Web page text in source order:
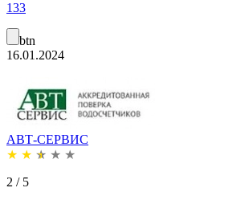
133
btn
16.01.2024
АВТ-СЕРВИС
★ ★ ★ ★ ★
2 / 5